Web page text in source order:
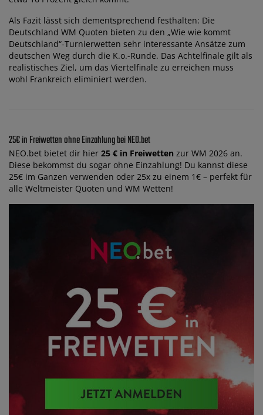
Als Fazit lässt sich dementsprechend festhalten: Die
Deutschland WM Quoten bieten zu den „Wie wie kommt
Deutschland“-Turnierwetten sehr interessante Ansätze zum
deutschen Weg durch die K.o.-Runde. Das Achtelfinale gilt als
realistisches Ziel, um das Viertelfinale zu erreichen muss
wohl Frankreich eliminiert werden.
25€ in Freiwetten ohne Einzahlung bei NEO.bet
NEO.bet bietet dir hier 25 € in Freiwetten zur WM 2026 an.
Diese bekommst du sogar ohne Einzahlung! Du kannst diese
25€ im Ganzen verwenden oder 25x zu einem 1€ – perfekt für
alle Weltmeister Quoten und WM Wetten!